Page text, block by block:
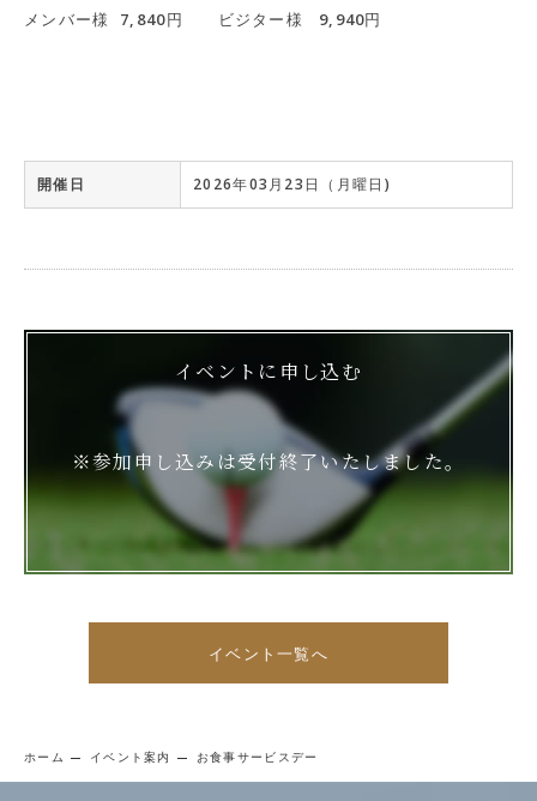
メンバー様 7,840円 ビジター様 9,940円
開催日 2026年03月23日（月曜日)
イベントに申し込む
※参加申し込みは受付終了いたしました。
イベント一覧へ
ホーム イベント案内 お食事サービスデー